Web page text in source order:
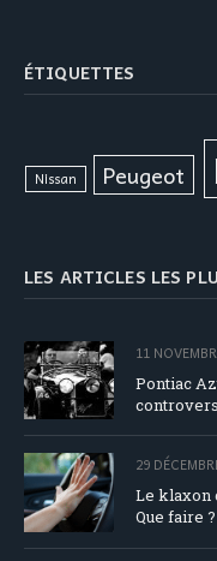
ÉTIQUETTES
Nissan Peugeot
LES ARTICLES LES
11
Pontiac
29
Le klaxon
Que faire ?